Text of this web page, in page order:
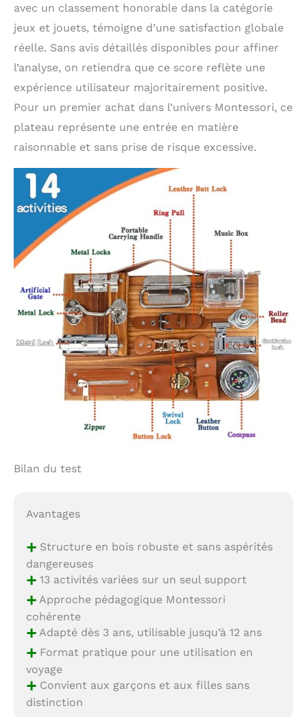
avec un classement honorable dans la catégorie
jeux et jouets, témoigne d’une satisfaction globale
réelle. Sans avis détaillés disponibles pour affiner
l’analyse, on retiendra que ce score reflète une
expérience utilisateur majoritairement positive.
Pour un premier achat dans l’univers Montessori, ce
plateau représente une entrée en matière
raisonnable et sans prise de risque excessive.
Bilan du test
Avantages
+Structure en bois robuste et sans aspérités
dangereuses
+13 activités variées sur un seul support
+Approche pédagogique Montessori
cohérente
+Adapté dès 3 ans, utilisable jusqu’à 12 ans
+Format pratique pour une utilisation en
voyage
+Convient aux garçons et aux filles sans
distinction